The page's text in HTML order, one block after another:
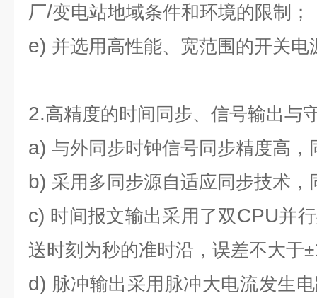
厂/变电站地域条件和环境的限制；
e) 并选用高性能、宽范围的开关
2.高精度的时间同步、信号输出与
a) 与外同步时钟信号同步精度高，
b) 采用多同步源自适应同步技术，
c) 时间报文输出采用了双CPU并
送时刻为秒的准时沿，误差不大于±
d) 脉冲输出采用脉冲大电流发生